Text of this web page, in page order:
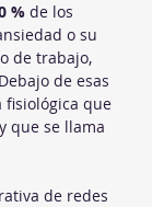
% de los
o su
de trabajo,
de esas
fisiológica que
que se llama
de redes